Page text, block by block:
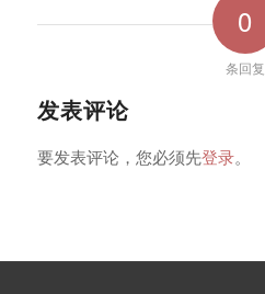
0
条回复
发表评论
要发表评论，您必须先登录。